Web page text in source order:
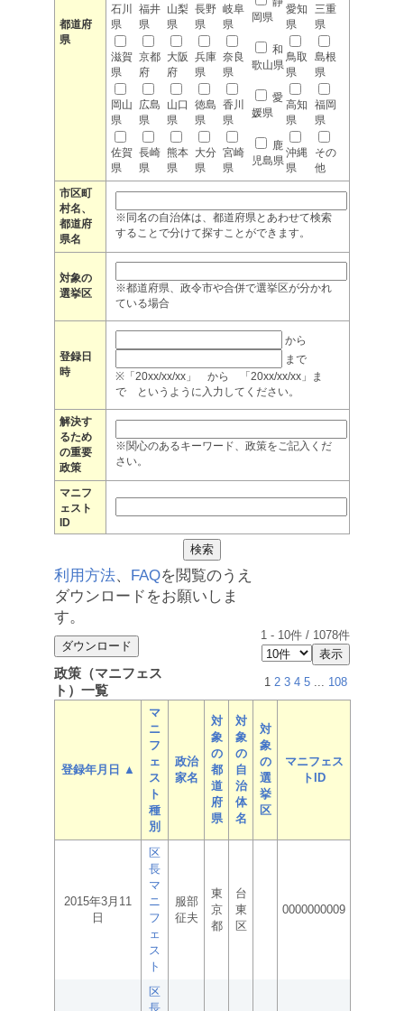
都道府
県
石川
県
福井
県
山梨
県
長野
県
岐阜
県
岡県
愛知
県
三重
県
滋賀
県
京都
府
大阪
府
兵庫
県
奈良
県
和
歌山県
鳥取
県
島根
県
岡山
県
広島
県
山口
県
徳島
県
香川
県
愛
媛県
高知
県
福岡
県
佐賀
県
長崎
県
熊本
県
大分
県
宮崎
県
鹿
児島県
沖縄
県
その
他
市区町
村名、
都道府
県名
※同名の自治体は、都道府県とあわせて検索
することで分けて探すことができます。
対象の
選挙区
※都道府県、政令市や合併で選挙区が分かれ
ている場合
登録日
時
から
まで
※「20xx/xx/xx」 から 「20xx/xx/xx」ま
で というように入力してください。
解決す
るため
の重要
政策
※関心のあるキーワード、政策をご記入くだ
さい。
マニフ
ェスト
ID
利用方法、 FAQを閲覧のうえ
ダウンロードをお願いしま
す。
1 - 10件 / 1078件
政策（マニフェス
ト）一覧
1 2 3 4 5 ... 108
登録年月日 ▲
マ
ニ
フ
ェ
ス
ト
種
別
政治
家名
対
象
の
都
道
府
県
対
象
の
自
治
体
名
対
象
の
選
挙
区
マニフェス
トID
2015年3月11
日
区
長
マ
ニ
フ
ェ
ス
ト
服部
征夫
東
京
都
台
東
区
0000000009
区
長